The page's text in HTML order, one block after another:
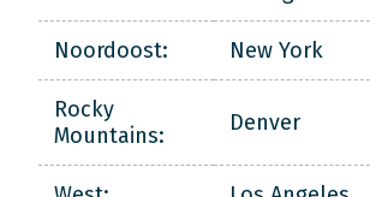
Noordoost: New York
Rocky
Mountains:
Denver